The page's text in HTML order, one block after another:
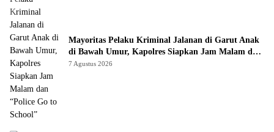
Mayoritas Pelaku Kriminal Jalanan di Garut Anak
di Bawah Umur, Kapolres Siapkan Jam Malam dan
“Police Go to School”
7 Agustus 2026